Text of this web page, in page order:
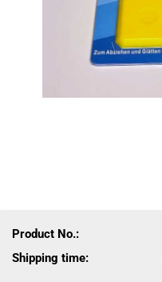
Product No.:
Shipping time: